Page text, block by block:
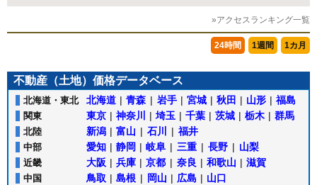
»アクセスランキング一覧
24時間 1週間 1カ月
不動産（土地）価格データベース
北海道・東北 北海道 | 青森 | 岩手 | 宮城 | 秋田 | 山形 | 福島
関東 東京 | 神奈川 | 埼玉 | 千葉 | 茨城 | 栃木 | 群馬
北陸 新潟 | 富山 | 石川 | 福井
中部 愛知 | 静岡 | 岐阜 | 三重 | 長野 | 山梨
近畿 大阪 | 兵庫 | 京都 | 奈良 | 和歌山 | 滋賀
中国 鳥取 | 島根 | 岡山 | 広島 | 山口